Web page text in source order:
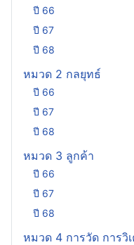
ปี 66
ปี 67
ปี 68
หมวด 2 กลยุทธ์
ปี 66
ปี 67
ปี 68
หมวด 3 ลูกค้า
ปี 66
ปี 67
ปี 68
หมวด 4 การวัด การวิ